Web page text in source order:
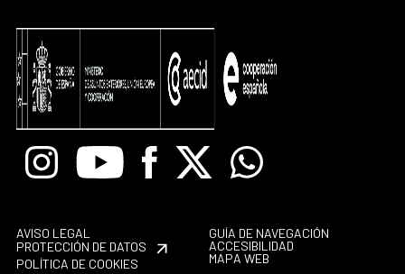
InstagramYoutube Facebook
X Whatsapp
AVISO LEGAL
PROTECCIÓN DE DATOS
POLÍTICA DE COOKIES
GUÍA DE NAVEGACIÓN
ACCESIBILIDAD
MAPA WEB